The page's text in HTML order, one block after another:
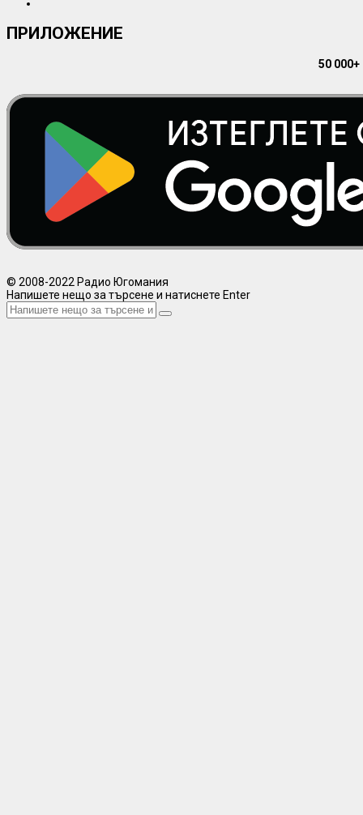
ПРИЛОЖЕНИЕ
50
© 2008-2022 Радио Югомания
Напишете нещо за търсене и натиснете Enter